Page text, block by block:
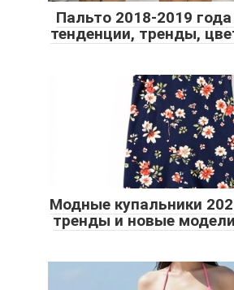
Пальто 2018-2019
тенденции, тренды,
Модные купальники
тренды и новые